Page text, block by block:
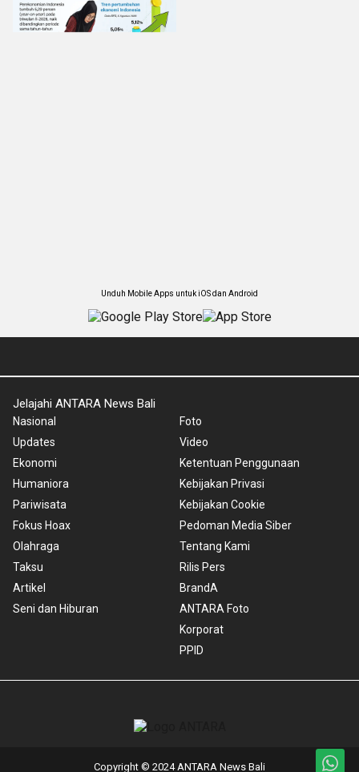
Unduh Mobile Apps untuk iOS dan Android
Jelajahi ANTARA News Bali
Nasional
Updates
Ekonomi
Humaniora
Pariwisata
Fokus Hoax
Olahraga
Taksu
Artikel
Seni dan Hiburan
Foto
Video
Ketentuan Penggunaan
Kebijakan Privasi
Kebijakan Cookie
Pedoman Media Siber
Tentang Kami
Rilis Pers
BrandA
ANTARA Foto
Korporat
PPID
Copyright © 2024 ANTARA News Bali